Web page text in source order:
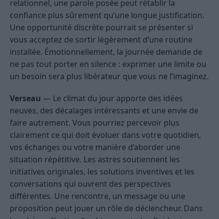
relationnel, une parole posée peut rétablir la
confiance plus sûrement qu’une longue justification.
Une opportunité discrète pourrait se présenter si
vous acceptez de sortir légèrement d’une routine
installée. Émotionnellement, la journée demande de
ne pas tout porter en silence : exprimer une limite ou
un besoin sera plus libérateur que vous ne l’imaginez.
Verseau — Le climat du jour apporte des idées
neuves, des décalages intéressants et une envie de
faire autrement. Vous pourriez percevoir plus
clairement ce qui doit évoluer dans votre quotidien,
vos échanges ou votre manière d’aborder une
situation répétitive. Les astres soutiennent les
initiatives originales, les solutions inventives et les
conversations qui ouvrent des perspectives
différentes. Une rencontre, un message ou une
proposition peut jouer un rôle de déclencheur. Dans